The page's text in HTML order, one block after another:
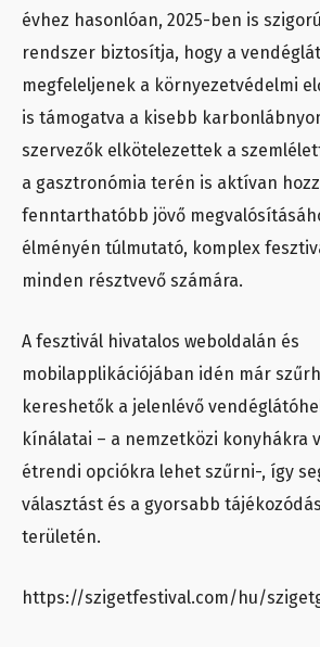
évhez hasonlóan, 2025-ben is
rendszer biztosítja, hogy a
megfeleljenek a környezetvédelmi
is támogatva a kisebb
szervezők elkötelezettek a
a gasztronómia terén is aktívan
fenntarthatóbb jövő
élményén túlmutató, komplex
minden résztvevő számára.
A fesztivál hivatalos weboldalán és
mobilapplikációjában idén már
kereshetők a jelenlévő
kínálatai – a nemzetközi konyhákra
étrendi opciókra lehet szűrni-, így
választást és a gyorsabb
területén.
https://szigetfestival.com/hu/